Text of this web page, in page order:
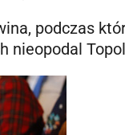
podczas
nieopodal